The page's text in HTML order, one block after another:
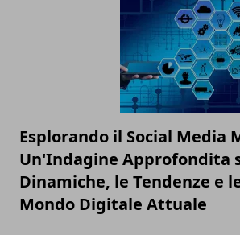
Esplorando il Social Media
Un'Indagine Approfondita
Dinamiche, le Tendenze e
Mondo Digitale Attuale